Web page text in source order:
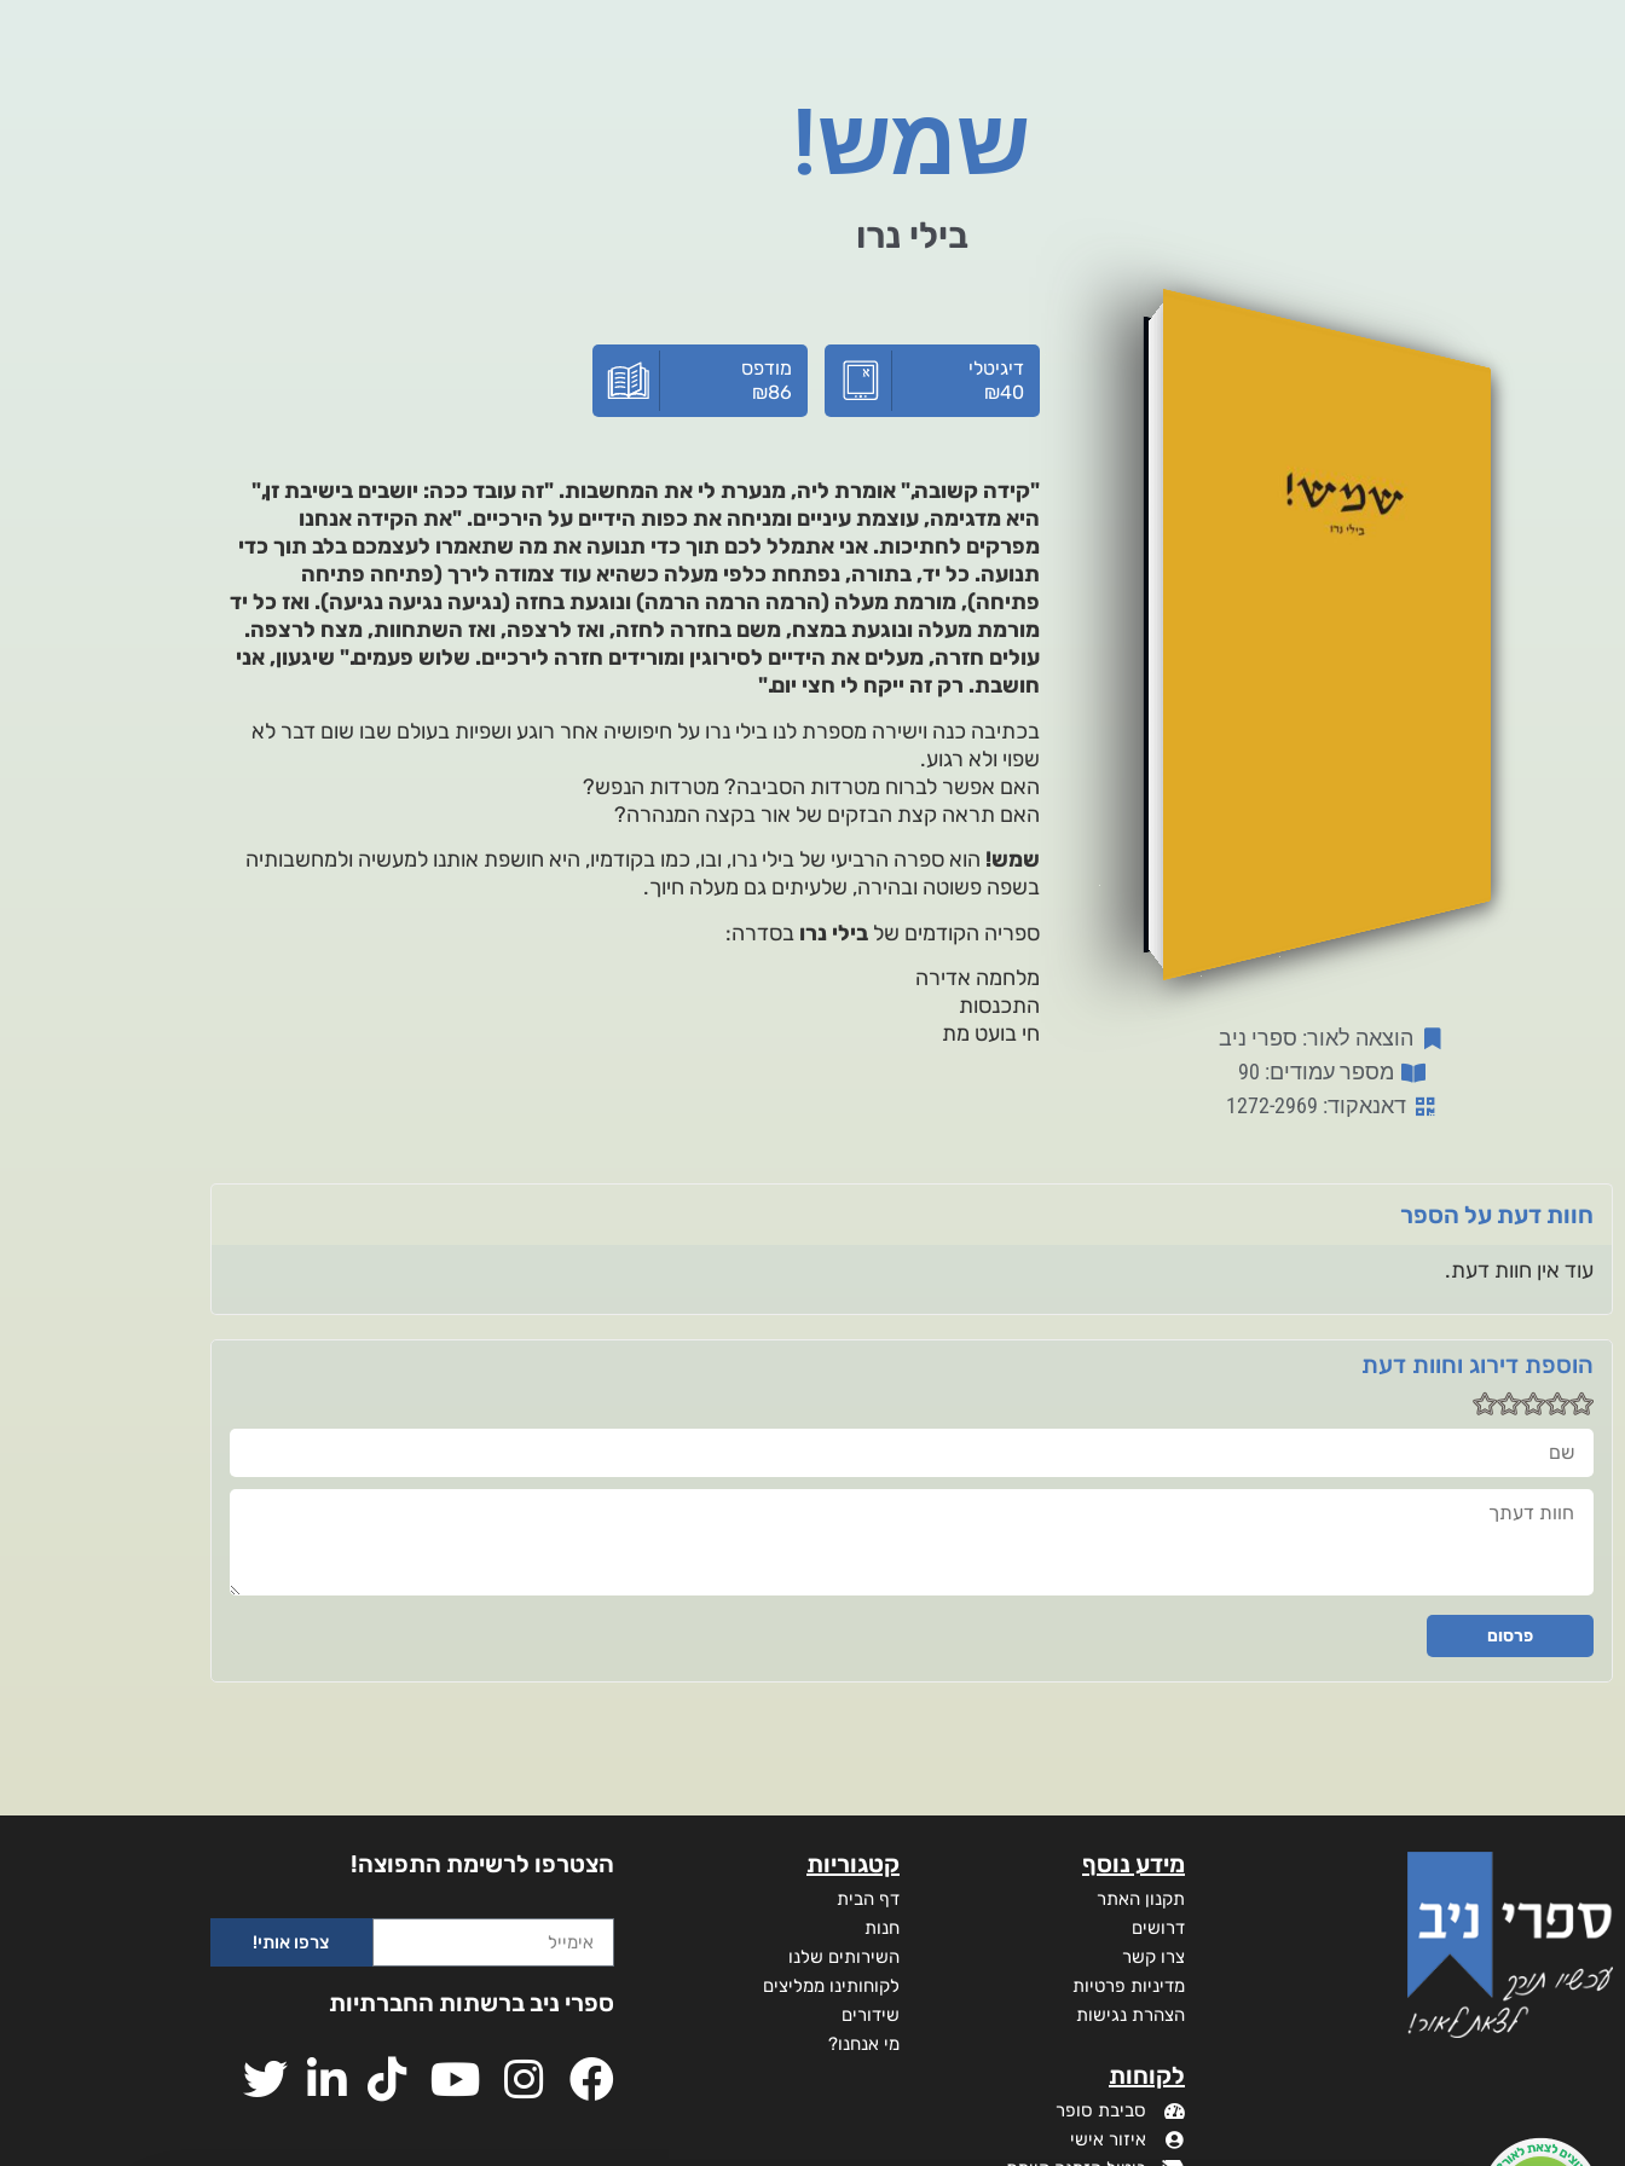
שמש!
בילי נרו
הוצאה לאור: ספרי ניב
מספר עמודים: 90
דאנאקוד: 1272-2969
דיגיטלי
₪40
מודפס
₪86
"קידה קשובה," אומרת ליה, מנערת לי את המחשבות. "זה עובד ככה: יושבים בישיבת זן,"
היא מדגימה, עוצמת עיניים ומניחה את כפות הידיים על הירכיים. "את הקידה אנחנו
מפרקים לחתיכות. אני אתמלל לכם תוך כדי תנועה את מה שתאמרו לעצמכם בלב תוך כדי
תנועה. כל יד, בתורה, נפתחת כלפי מעלה כשהיא עוד צמודה לירך (פתיחה פתיחה
פתיחה), מורמת מעלה (הרמה הרמה הרמה) ונוגעת בחזה (נגיעה נגיעה נגיעה). ואז כל יד
מורמת מעלה ונוגעת במצח, משם בחזרה לחזה, ואז לרצפה, ואז השתחוות, מצח לרצפה.
עולים חזרה, מעלים את הידיים לסירוגין ומורידים חזרה לירכיים. שלוש פעמים." שיגעון, אני
חושבת. רק זה ייקח לי חצי יום."
בכתיבה כנה וישירה מספרת לנו בילי נרו על חיפושיה אחר רוגע ושפיות בעולם שבו שום דבר לא
שפוי ולא רגוע.
האם אפשר לברוח מטרדות הסביבה? מטרדות הנפש?
האם תראה קצת הבזקים של אור בקצה המנהרה?
שמש! הוא ספרה הרביעי של בילי נרו, ובו, כמו בקודמיו, היא חושפת אותנו למעשיה ולמחשבותיה
בשפה פשוטה ובהירה, שלעיתים גם מעלה חיוך.
ספריה הקודמים של בילי נרו בסדרה:
מלחמה אדירה
התכנסות
חי בועט מת
חוות דעת על הספר
עוד אין חוות דעת.
הוספת דירוג וחוות דעת
שם
חוות דעתך
פרסום
מידע נוסף
תקנון האתר
דרושים
צרו קשר
מדיניות פרטיות
הצהרת נגישות
לקוחות
סביבת סופר
איזור אישי
קטגוריות
דף הבית
חנות
השירותים שלנו
לקוחותינו ממליצים
שידורים
מי אנחנו?
הצטרפו לרשימת התפוצה!
צרפו אותי!
ספרי ניב ברשתות החברתיות